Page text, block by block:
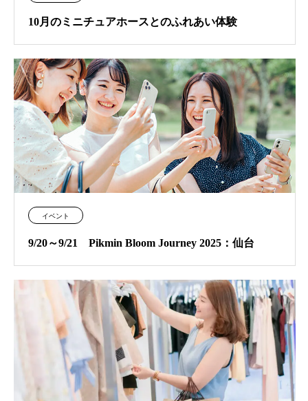
10月のミニチュアホースとのふれあい体験
イベント
9/20～9/21 Pikmin Bloom Journey 2025：仙台